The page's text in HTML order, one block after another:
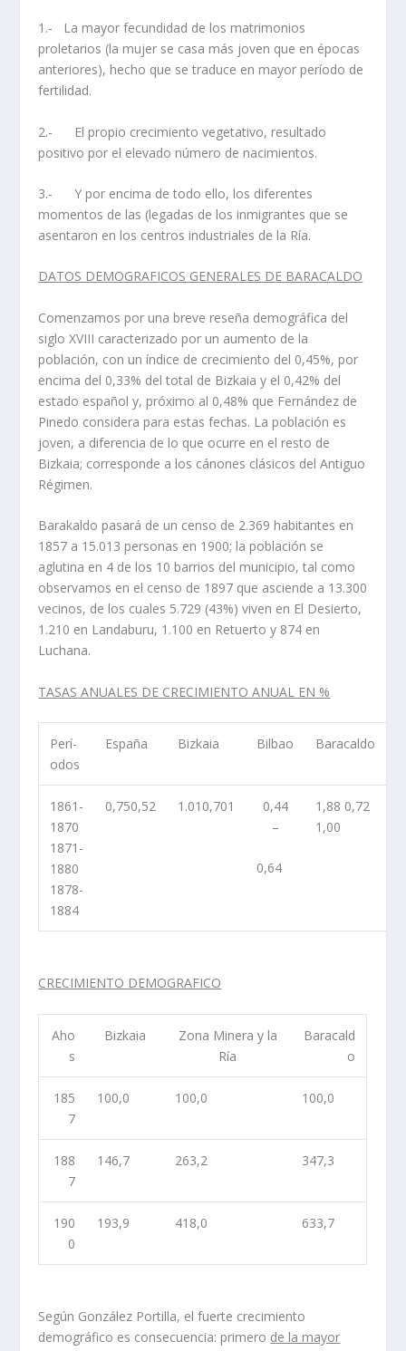
1.- La mayor fecundidad de los matrimonios
proletarios (la mujer se casa más joven que en épocas
anteriores), hecho que se traduce en mayor perí­odo de
fertilidad.
2.- El propio crecimiento vegetativo, resultado
positivo por el elevado número de nacimientos.
3.- Y por encima de todo ello, los diferentes
momentos de las (legadas de los inmigrantes que se
asentaron en los centros industriales de la Rí­a.
DATOS DEMOGRAFICOS GENERALES DE BARACALDO
Comenzamos por una breve reseña demográfica del
siglo XVIII caracterizado por un aumento de la
población, con un í­ndice de crecimiento del 0,45%, por
encima del 0,33% del total de Bizkaia y el 0,42% del
estado español y, próximo al 0,48% que Fernández de
Pinedo considera para estas fechas. La población es
joven, a diferencia de lo que ocurre en el resto de
Bizkaia; corresponde a los cánones clásicos del Antiguo
Régimen.
Barakaldo pasará de un censo de 2.369 habitantes en
1857 a 15.013 personas en 1900; la población se
aglutina en 4 de los 10 barrios del municipio, tal como
observamos en el censo de 1897 que asciende a 13.300
vecinos, de los cuales 5.729 (43%) viven en El Desierto,
1.210 en Landaburu, 1.100 en Retuerto y 874 en
Luchana.
TASAS ANUALES DE CRECIMIENTO ANUAL EN %
Perí­
odos
España Bizkaia Bilbao Baracaldo
1861-
1870
1871-
1880
1878-
1884
0,750,52 1.010,701
0,44
–
0,64
1,88 0,72
1,00
CRECIMIENTO DEMOGRAFICO
Aho
s
Bizkaia
Zona Minera y la
Rí­a
Baracald
o
185
7
100,0 100,0 100,0
188
7
146,7 263,2 347,3
190
0
193,9 418,0 633,7
Según González Portilla, el fuerte crecimiento
demográfico es consecuencia: primero de la mayor